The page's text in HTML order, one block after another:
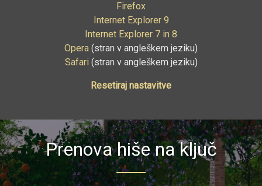
Firefox
Internet Explorer 9
Internet Explorer 7 in 8
Opera (stran v angleškem jeziku)
Safari (stran v angleškem jeziku)
Resetiraj nastavitve
Prenova hiše na ključ